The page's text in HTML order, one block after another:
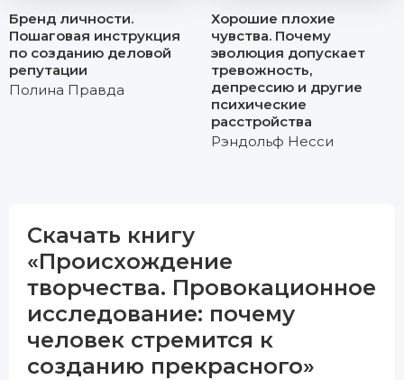
Бренд личности.
Пошаговая инструкция
по созданию деловой
репутации
Полина Правда
Хорошие плохие
чувства. Почему
эволюция допускает
тревожность,
депрессию и другие
психические
расстройства
Рэндольф Несси
Скачать книгу
«Происхождение
творчества. Провокационное
исследование: почему
человек стремится к
созданию прекрасного»